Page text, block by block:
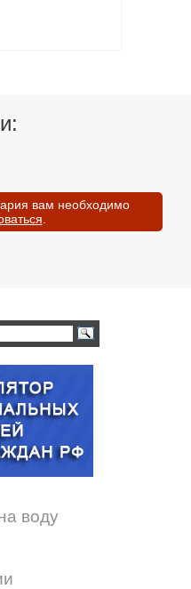
вам необходимо
воду